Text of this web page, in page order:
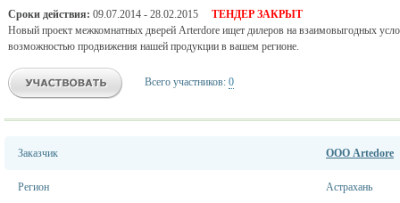
Сроки действия: 09.07.2014 - 28.02.2015
ТЕНДЕР ЗАКРЫТ
Новый проект межкомнатных дверей Arterdore ищет дилеров на взаимовыгодных
возможностью продвижения нашей продукции в вашем регионе.
Всего участников: 0
Заказчик ООО Artedore
Регион Астрахань